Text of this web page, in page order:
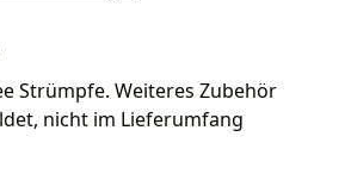
Strümpfe. Weiteres Zubehör
nicht im Lieferumfang